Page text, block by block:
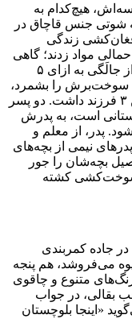
هیچ‌کدام به
شوتی جنس قاچاق در
زندگی
مواد زدند؛ گاهی
از مرز میلَک، گاهی از مرز میرجاوه، گاهی از جالَگی به ازای ۵
سوخت‌برش را بشمرد،
انگشتان دستش تمام می‌شود.. راهنمای من ۳ فرزند داشت. دو پسر
است، به پدرش
پدر، از معلم و
نیمی از بچه‌های
بچه‌شان را جور
سوخت‌کشی کشته
جاده کمربندی
می‌فروشد، هم پنجه
متنوع و چاقوی
بقالی، در جواب
«اینجا بلوچستان